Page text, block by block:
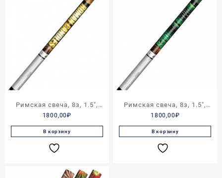
Римская свеча, 8з, 1.5″,
ROMAN CANDLE
1800,00₽
В корзину
Римская свеча, 8з, 1.5″,
ROMAN CANDLE
1800,00₽
В корзину